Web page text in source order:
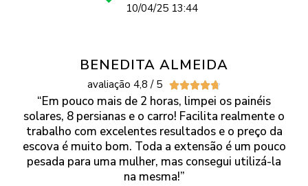
10/04/25 13:44
BENEDITA ALMEIDA
avaliação 4,8 / 5 
“Em pouco mais de 2 horas, limpei os painéis
solares, 8 persianas e o carro! Facilita realmente o
trabalho com excelentes resultados e o preço da
escova é muito bom. Toda a extensão é um pouco
pesada para uma mulher, mas consegui utilizá-la
na mesma!”